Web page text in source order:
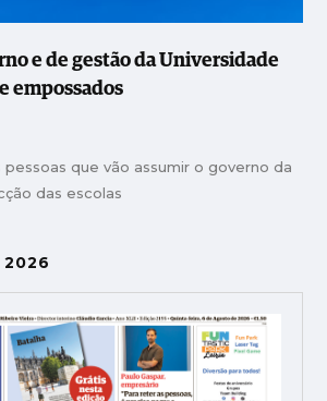
e de gestão da Universidade
empossados
pessoas que vão assumir o governo da
das escolas
2026